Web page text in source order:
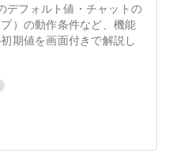
デフォルト値・チャットの
）の動作条件など、機能
期値を画面付きで解説し